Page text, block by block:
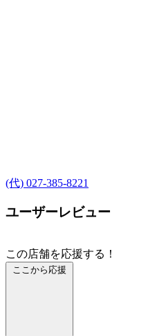
(代) 027-385-8221
ユーザーレビュー
この店舗を応援する！
ここから応援